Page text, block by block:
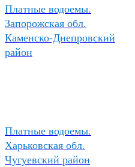
Платные водоемы.
Запорожская обл.
Каменско-Днепровский
район
Платные водоемы.
Харьковская обл.
Чугуевский район